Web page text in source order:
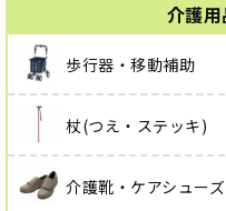
介護
歩行器・移動補助
杖(つえ・ステッキ)
介護靴・ケアシューズ